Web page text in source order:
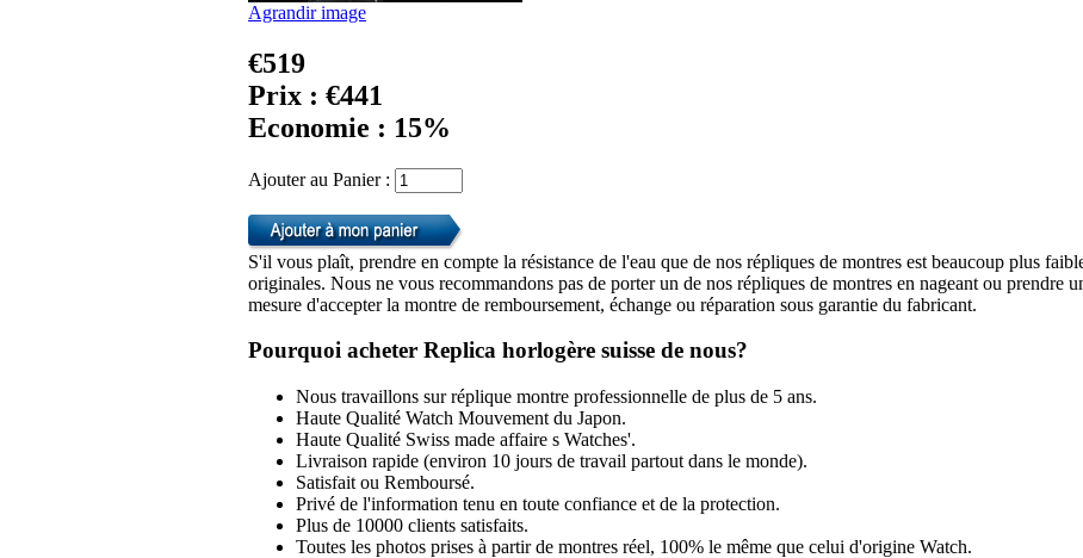
Agrandir image
€519
Prix : €441
Economie : 15%
Ajouter au Panier :
S'il vous plaît, prendre en compte la résistance de l'eau que de nos répliques de montres est beaucoup plus
originales. Nous ne vous recommandons pas de porter un de nos répliques de montres en nageant ou prendre
mesure d'accepter la montre de remboursement, échange ou réparation sous garantie du fabricant.
Pourquoi acheter Replica horlogère suisse de nous?
Nous travaillons sur réplique montre professionnelle de plus de 5 ans.
Haute Qualité Watch Mouvement du Japon.
Haute Qualité Swiss made affaire s Watches'.
Livraison rapide (environ 10 jours de travail partout dans le monde).
Satisfait ou Remboursé.
Privé de l'information tenu en toute confiance et de la protection.
Plus de 10000 clients satisfaits.
Toutes les photos prises à partir de montres réel, 100% le même que celui d'origine Watch.